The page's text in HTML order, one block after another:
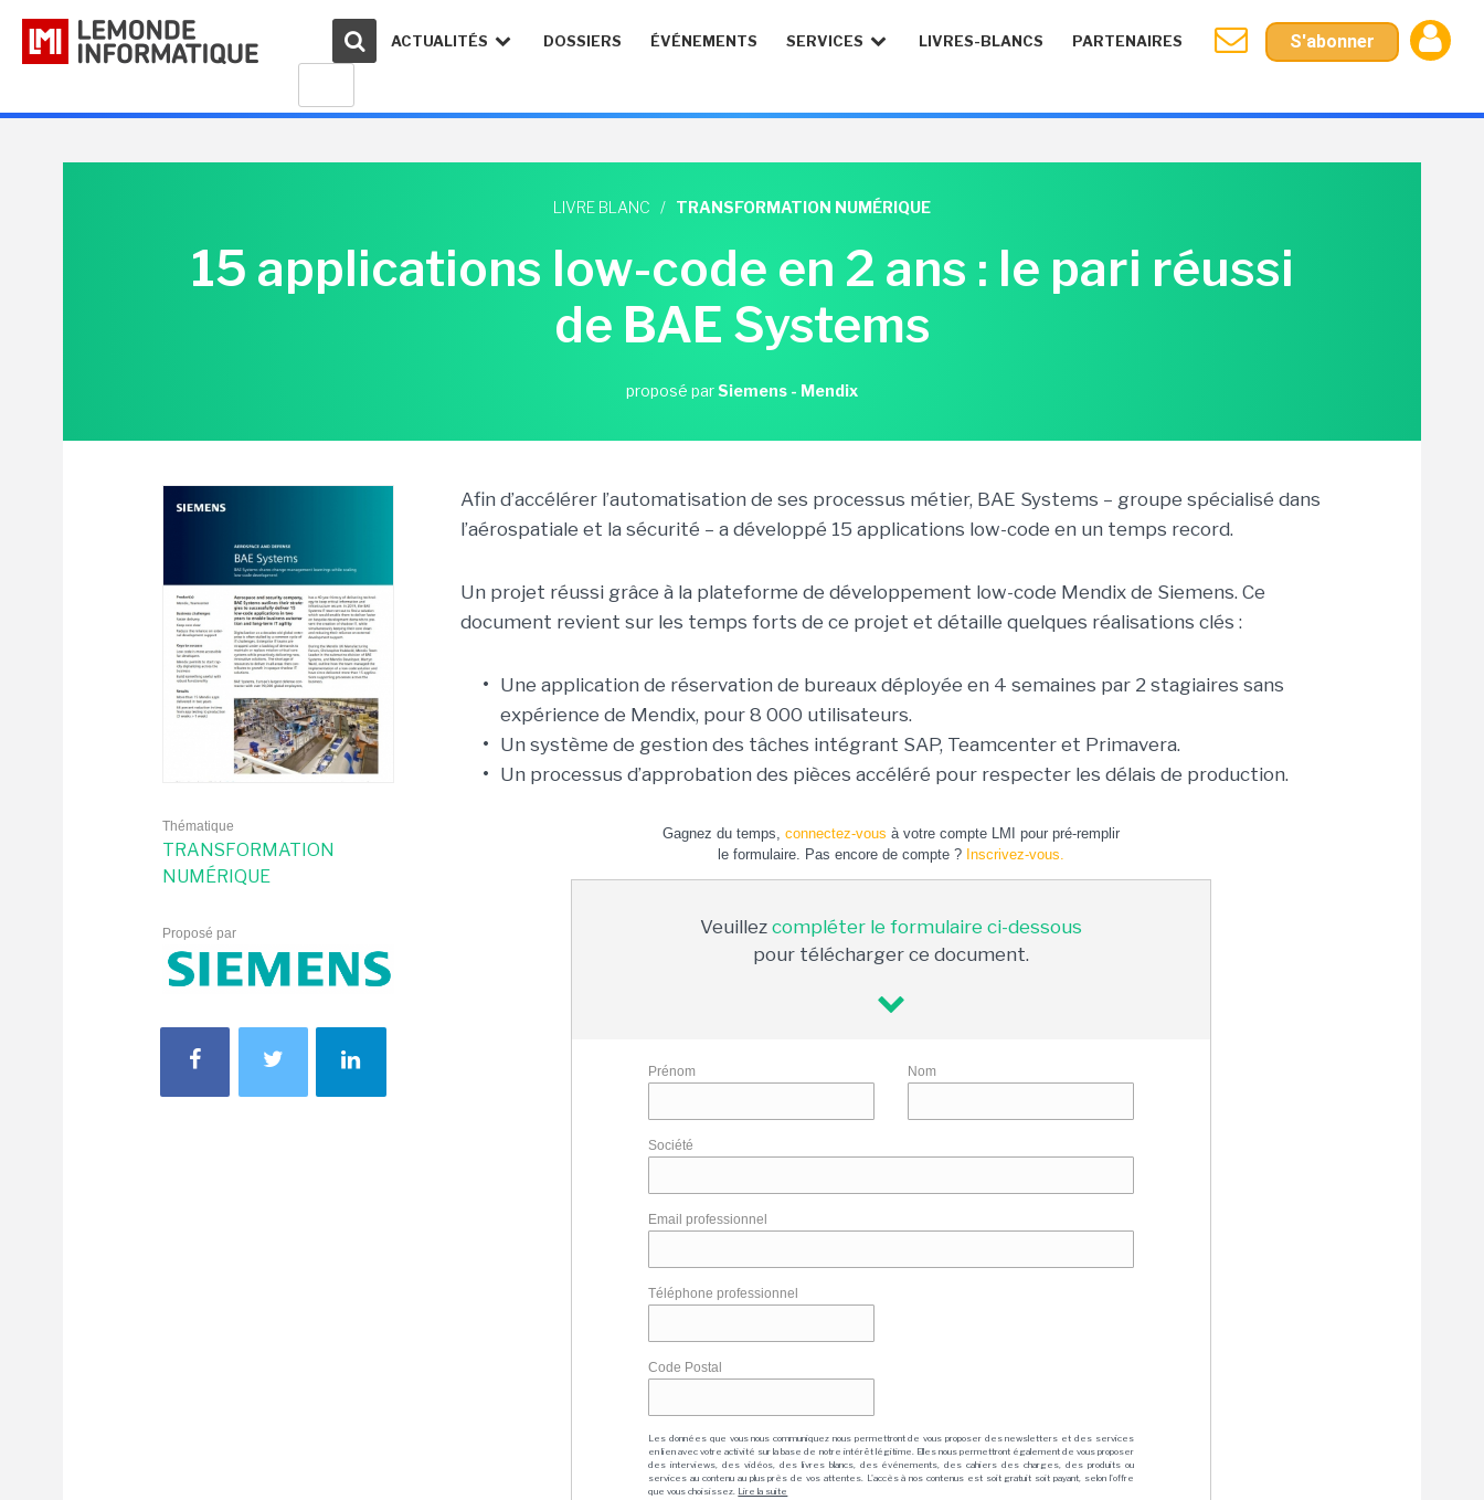
ACTUALITÉS DOSSIERS ÉVÉNEMENTS SERVICES LIVRES-BLANCS PARTENAIRES S'abonner
LIVRE BLANC / TRANSFORMATION NUMÉRIQUE
15 applications low-code en 2 ans : le pari réussi
de BAE Systems
proposé parSiemens - Mendix
Thématique
TRANSFORMATION
NUMÉRIQUE
Proposé par
Afin d’accélérer l’automatisation de ses processus métier, BAE Systems – groupe spécialisé dans
l’aérospatiale et la sécurité – a développé 15 applications low-code en un temps record.
Un projet réussi grâce à la plateforme de développement low-code Mendix de Siemens. Ce
document revient sur les temps forts de ce projet et détaille quelques réalisations clés :
• Une application de réservation de bureaux déployée en 4 semaines par 2 stagiaires sans
expérience de Mendix, pour 8 000 utilisateurs.
• Un système de gestion des tâches intégrant SAP, Teamcenter et Primavera.
• Un processus d’approbation des pièces accéléré pour respecter les délais de production.
Gagnez du temps, connectez-vous à votre compte LMI pour pré-remplir
le formulaire. Pas encore de compte ? Inscrivez-vous.
Veuillez compléter le formulaire ci-dessous
pour télécharger ce document.
Prénom Nom
Société
Email professionnel
Téléphone professionnel
Code Postal
Les données que vous nous communiquez nous permettront de vous proposer des newsletters et des services
en lien avec votre activité sur la base de notre intérêt légitime. Elles nous permettront également de vous proposer
des interviews, des vidéos, des livres blancs, des événements, des cahiers des charges, des produits ou
services au contenu au plus près de vos attentes. L'accès à nos contenus est soit gratuit soit payant, selon l'offre
que vous choisissez. Lire la suite